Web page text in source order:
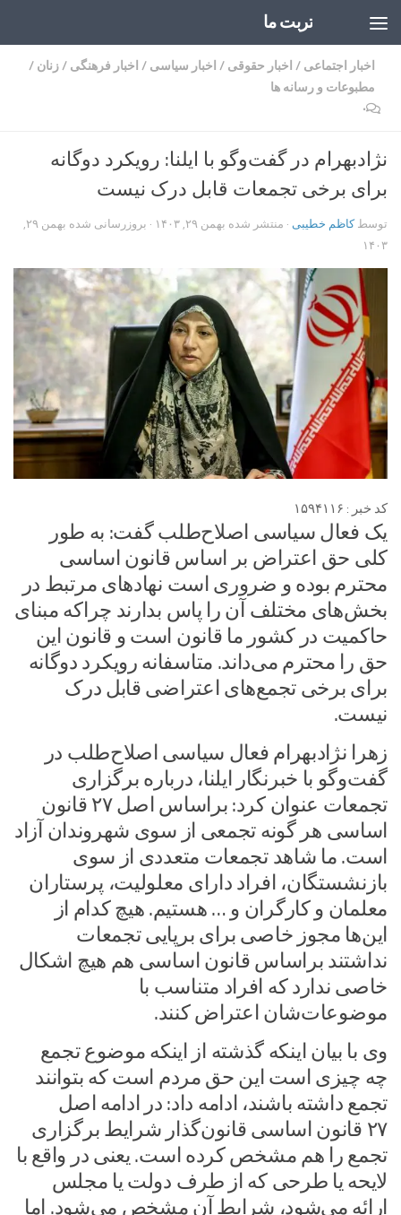
تربت ما
اخبار اجتماعی / اخبار حقوقی / اخبار سیاسی / اخبار فرهنگی /زنان /
مطبوعات و رسانه ها
۰
نژادبهرام در گفت‌وگو با ایلنا: رویکرد دوگانه
برای برخی تجمعات قابل درک نیست
توسطکاظم خطیبی · منتشر شده بهمن ۲۹, ۱۴۰۳ · بروزرسانی شده
بهمن ۲۹,
۱۴۰۳
کد خبر : ۱۵۹۴۱۱۶
یک فعال سیاسی اصلاح‌طلب گفت: به طور
کلی حق اعتراض بر اساس قانون اساسی
محترم بوده و ضروری است نهادهای مرتبط در
بخش‌های مختلف آن را پاس بدارند چراکه مبنای
حاکمیت در کشور ما قانون است و قانون این
حق را محترم می‌داند. متاسفانه رویکرد دوگانه
برای برخی تجمع‌های اعتراضی قابل درک
نیست.
زهرا نژادبهرام فعال سیاسی اصلاح‌طلب در
گفت‌وگو با خبرنگار ایلنا، درباره برگزاری
تجمعات عنوان کرد: براساس اصل ۲۷ قانون
اساسی هر گونه تجمعی از سوی شهروندان آزاد
است. ما شاهد تجمعات متعددی از سوی
بازنشستگان، افراد دارای معلولیت، پرستاران
معلمان و کارگران و … هستیم. هیچ کدام از
این‌ها مجوز خاصی برای برپایی تجمعات
نداشتند براساس قانون اساسی هم هیچ اشکال
خاصی ندارد که افراد متناسب با
موضوعات‌شان اعتراض کنند.
وی با بیان اینکه گذشته از اینکه موضوع تجمع
چه چیزی است این حق مردم است که بتوانند
تجمع داشته باشند، ادامه داد: در ادامه اصل
۲۷ قانون اساسی قانون‌گذار شرایط برگزاری
تجمع را هم مشخص کرده است. یعنی در واقع با
لایحه یا طرحی که از طرف دولت یا مجلس
ارائه می‌شود، شرایط آن مشخص می‌شود. اما